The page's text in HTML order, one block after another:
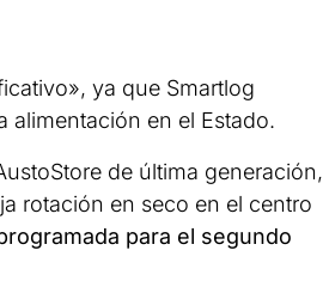
ya que Smartlog
alimentación en el Estado.
de última generación,
rotación en seco en el centro
para el segundo